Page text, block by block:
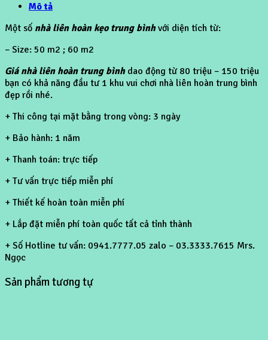
Mô tả
Một số nhà liên hoàn kẹo trung bìnhvới diện tích từ:
– Size: 50 m2 ; 60 m2
Giá nhà liên hoàn trung bìnhdao động từ 80 triệu – 150 triệu
bạn có khả năng đầu tư 1 khu vui chơi nhà liên hoàn trung bình
đẹp rồi nhé.
+ Thi công tại mặt bằng trong vòng: 3 ngày
+ Bảo hành: 1 năm
+ Thanh toán: trực tiếp
+ Tư vấn trực tiếp miễn phí
+ Thiết kế hoàn toàn miễn phí
+ Lắp đặt miễn phí toàn quốc tất cả tỉnh thành
+ Số Hotline tư vấn: 0941.7777.05 zalo – 03.3333.7615 Mrs.
Ngọc
Sản phẩm tương tự